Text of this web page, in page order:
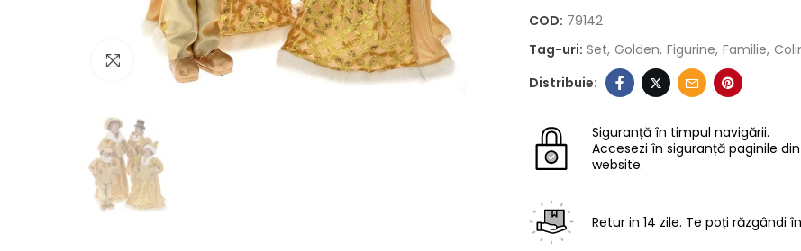
Click to enlarge
COD: 79142
Tag-uri: Set Golden Figurine Familie
Siguranță în timpul navigării.
Accesezi în siguranță paginile din
website.
Retur in 14 zile. Te poți răzgândi